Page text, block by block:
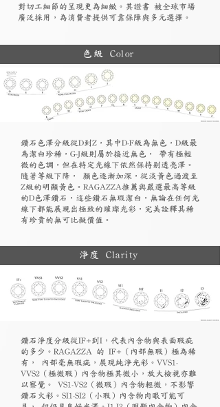
對切工細節的呈現更為細緻。其證書 被全球市場
廣泛採用，為消費者提供可靠保障與多元選擇。
色級 Color
鑽石色澤分級從D到Z，其中D-F級為無色，D級最
為潔白珍稀，G-J級則屬於接近無色， 帶有極輕
微的色調，但在特定光線下依然保持剔透亮澤。
隨著等級下降， 顏色逐漸加深，從淡黃色過渡至
Z級的明顯黃色。RAGAZZA推薦與嚴選最高等級
的D色澤鑽石，這些鑽石無瑕潔白，無論在任何光
線下都能展現出極致的璀璨光彩，完美詮釋其稀
有珍貴的無可比擬價值。
淨度 Clarity
鑽石淨度分級從IF+到I，代表內含物與表面瑕疵
的多少。RAGAZZA 的 IF+（內部無瑕）極為稀
有， 內部毫無瑕疵，展現純淨光彩。VVS1-
VVS2（極微瑕）內含物極其微小，放大檢視亦難
以察覺。 VS1-VS2（微瑕）內含物輕微，不影響
鑽石火彩。SI1-SI2（小瑕）內含物肉眼可能可